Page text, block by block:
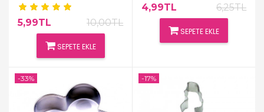
5,99TL 10,00TL
SEPETE EKLE
4,99TL 6,25TL
SEPETE EKLE
-33% -17%